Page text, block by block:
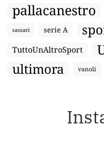
pallacanestro
sassari serie A
TuttoUnAltroSport
ultimora vanoli